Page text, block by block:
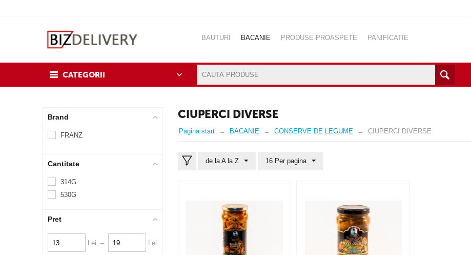
BAUTURI BACANIE PRODUSE PROASPETE PANIFICATIE
CATEGORII
CIUPERCI DIVERSE
Pagina start BACANIE CONSERVE DE LEGUME CIUPERCI DIVERSE
de la A la Z 16 Per pagina
Brand
FRANZ
Cantitate
314G
530G
Pret
Lei – Lei